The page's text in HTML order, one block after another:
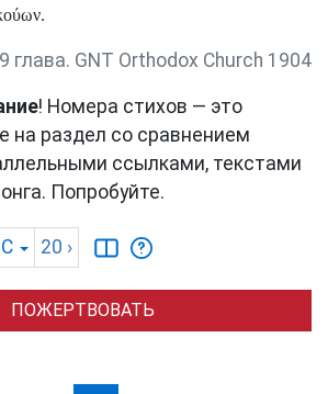
GNT Orthodox Church 1904
! Номера стихов — это
на раздел со сравнением
ссылками, текстами
Попробуйте.
20 ›
ПОЖЕРТВОВАТЬ